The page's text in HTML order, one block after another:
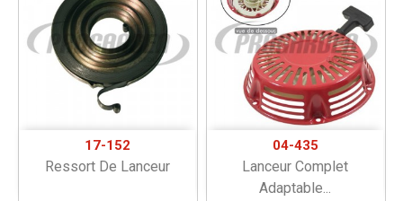
17-152
Ressort De Lanceur
04-435
Lanceur Complet
Adaptable...